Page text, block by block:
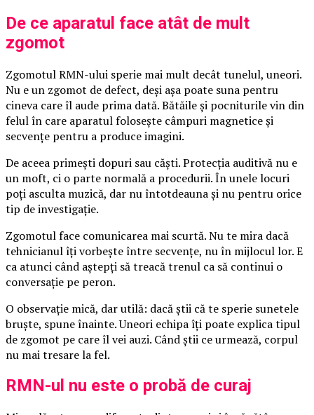
De ce aparatul face atât de mult
zgomot
Zgomotul RMN-ului sperie mai mult decât tunelul, uneori.
Nu e un zgomot de defect, deși așa poate suna pentru
cineva care îl aude prima dată. Bătăile și pocniturile vin din
felul în care aparatul folosește câmpuri magnetice și
secvențe pentru a produce imagini.
De aceea primești dopuri sau căști. Protecția auditivă nu e
un moft, ci o parte normală a procedurii. În unele locuri
poți asculta muzică, dar nu întotdeauna și nu pentru orice
tip de investigație.
Zgomotul face comunicarea mai scurtă. Nu te mira dacă
tehnicianul îți vorbește între secvențe, nu în mijlocul lor. E
ca atunci când aștepți să treacă trenul ca să continui o
conversație pe peron.
O observație mică, dar utilă: dacă știi că te sperie sunetele
bruște, spune înainte. Uneori echipa îți poate explica tipul
de zgomot pe care îl vei auzi. Când știi ce urmează, corpul
nu mai tresare la fel.
RMN-ul nu este o probă de curaj